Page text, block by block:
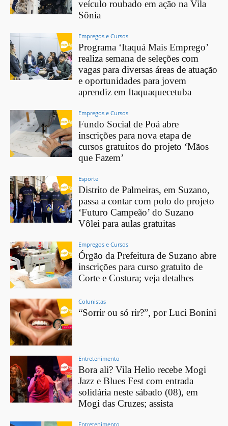
veículo roubado em ação na Vila
Sônia
Empregos e Cursos
Programa ‘Itaquá Mais Emprego’
realiza semana de seleções com
vagas para diversas áreas de atuação
e oportunidades para jovem
aprendiz em Itaquaquecetuba
Empregos e Cursos
Fundo Social de Poá abre
inscrições para nova etapa de
cursos gratuitos do projeto ‘Mãos
que Fazem’
Esporte
Distrito de Palmeiras, em Suzano,
passa a contar com polo do projeto
‘Futuro Campeão’ do Suzano
Vôlei para aulas gratuitas
Empregos e Cursos
Órgão da Prefeitura de Suzano abre
inscrições para curso gratuito de
Corte e Costura; veja detalhes
Colunistas
“Sorrir ou só rir?”, por Luci Bonini
Entretenimento
Bora ali? Vila Helio recebe Mogi
Jazz e Blues Fest com entrada
solidária neste sábado (08), em
Mogi das Cruzes; assista
Entretenimento